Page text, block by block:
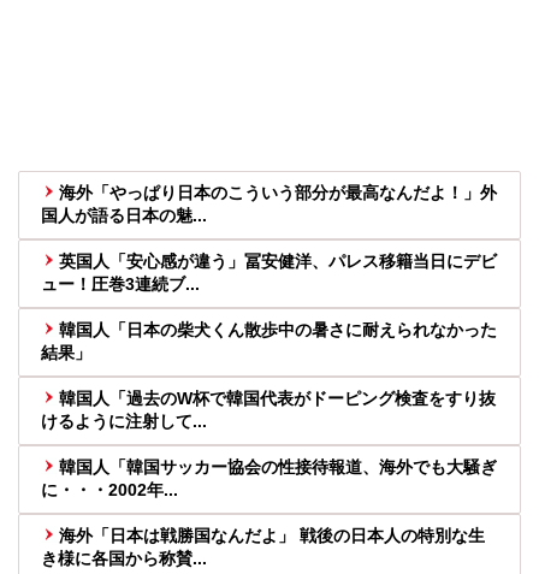
海外「やっぱり日本のこういう部分が最高なんだよ！」外
国人が語る日本の魅...
英国人「安心感が違う」冨安健洋、パレス移籍当日にデビ
ュー！圧巻3連続ブ...
韓国人「日本の柴犬くん散歩中の暑さに耐えられなかった
結果」
韓国人「過去のW杯で韓国代表がドーピング検査をすり抜
けるように注射して...
韓国人「韓国サッカー協会の性接待報道、海外でも大騒ぎ
に・・・2002年...
海外「日本は戦勝国なんだよ」 戦後の日本人の特別な生
き様に各国から称賛...